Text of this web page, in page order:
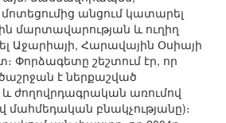
անցում կատարել
մարտավարության և ուղիղ
Աջարիայի, Հարավային Օսիայի
Փորձագետը շեշտում էր, որ
է ներքաշված
ժողովրդագրական առումով
մահմեդական բնակչությանը)։